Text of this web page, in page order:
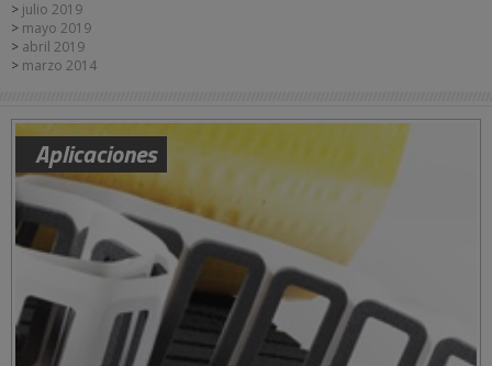
julio 2019
mayo 2019
abril 2019
marzo 2014
Aplicaciones